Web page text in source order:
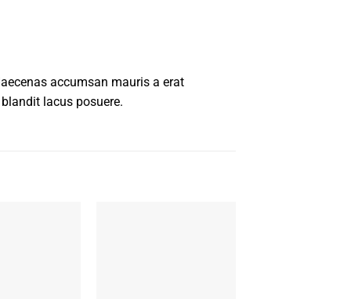
accumsan mauris a erat
lacus posuere.